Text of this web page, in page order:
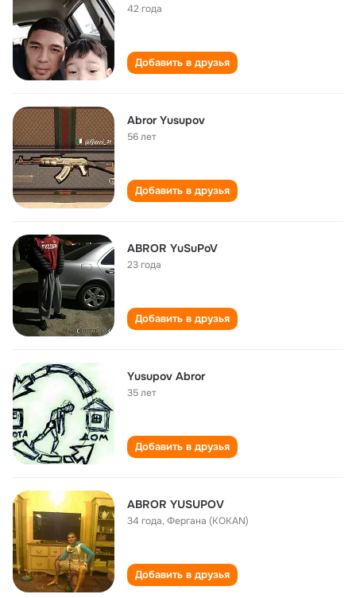
42 года
Добавить в друзья
Abror Yusupov
56 лет
Добавить в друзья
ABROR YuSuPoV
23 года
Добавить в друзья
Yusupov Abror
35 лет
Добавить в друзья
ABROR YUSUPOV
34 года,Фергана (KOKAN)
Добавить в друзья